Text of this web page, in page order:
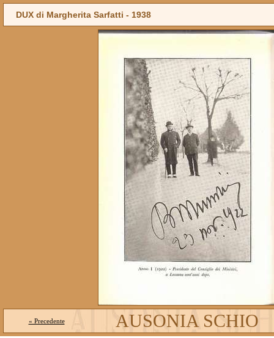
DUX di Margherita Sarfatti - 1938
« Precedente AUSONIA SCHIO